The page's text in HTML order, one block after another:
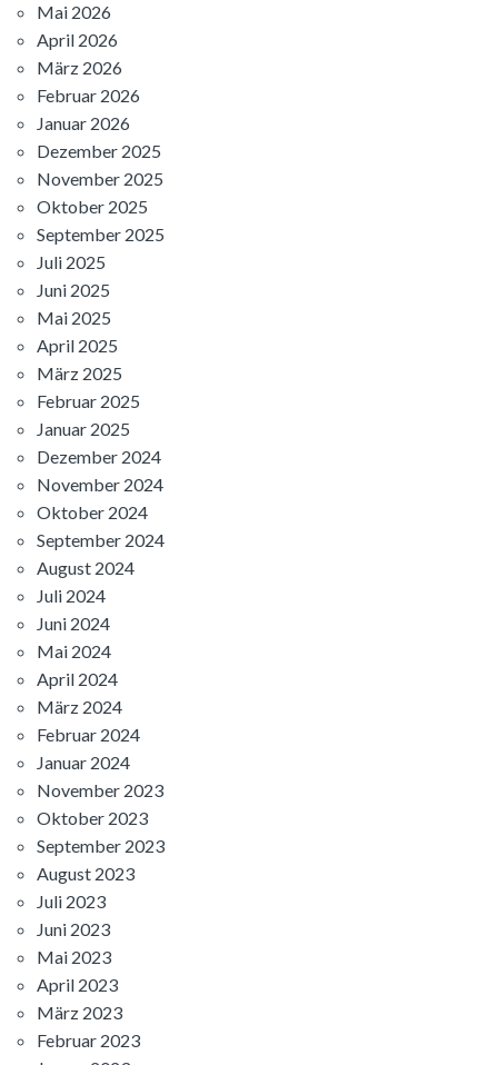
Mai 2026
April 2026
März 2026
Februar 2026
Januar 2026
Dezember 2025
November 2025
Oktober 2025
September 2025
Juli 2025
Juni 2025
Mai 2025
April 2025
März 2025
Februar 2025
Januar 2025
Dezember 2024
November 2024
Oktober 2024
September 2024
August 2024
Juli 2024
Juni 2024
Mai 2024
April 2024
März 2024
Februar 2024
Januar 2024
November 2023
Oktober 2023
September 2023
August 2023
Juli 2023
Juni 2023
Mai 2023
April 2023
März 2023
Februar 2023